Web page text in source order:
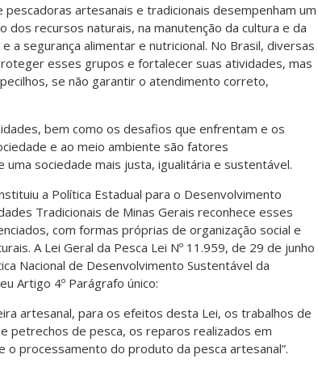
artesanais e tradicionais desempenham um
dos recursos naturais, na manutenção da cultura e da
a segurança alimentar e nutricional. No Brasil, diversas
esses grupos e fortalecer suas atividades, mas
se não garantir o atendimento correto,
bem como os desafios que enfrentam e os
e ao meio ambiente são fatores
uma sociedade mais justa, igualitária e sustentável.
a Política Estadual para o Desenvolvimento
Tradicionais de Minas Gerais reconhece esses
com formas próprias de organização social e
A Lei Geral da Pesca Lei Nº 11.959, de 29 de junho
Nacional de Desenvolvimento Sustentável da
Artigo 4º Parágrafo único:
artesanal, para os efeitos desta Lei, os trabalhos de
petrechos de pesca, os reparos realizados em
processamento do produto da pesca artesanal”.